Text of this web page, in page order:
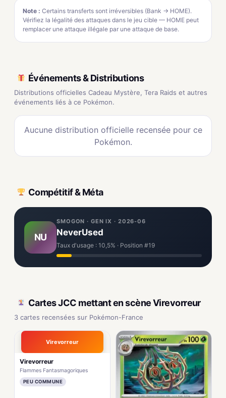
Note : Certains transferts sont irréversibles (Bank → HOME).
Vérifiez la légalité des attaques dans le jeu cible — HOME peut
remplacer une attaque illégale par une attaque de base.
Événements & Distributions
Distributions officielles Cadeau Mystère, Tera Raids et autres
événements liés à ce Pokémon.
Aucune distribution officielle recensée pour ce
Pokémon.
Compétitif & Méta
NU
SMOGON · GEN IX · 2026-06
NeverUsed
Taux d'usage : 10,5% · Position #19
Cartes JCC mettant en scène Virevorreur
3 cartes recensées sur Pokémon-France
Virevorreur
Virevorreur
Flammes Fantasmagoriques
PEU COMMUNE